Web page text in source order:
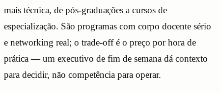
mais técnica, de pós-graduações a cursos de
especialização. São programas com corpo docente sério
e networking real; o trade-off é o preço por hora de
prática — um executivo de fim de semana dá contexto
para decidir, não competência para operar.